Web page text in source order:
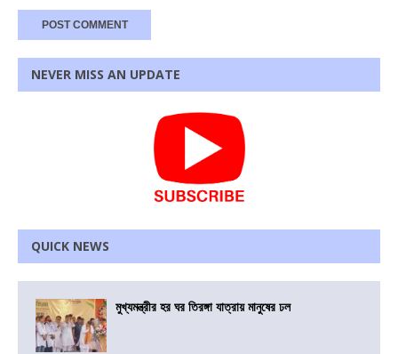
NEVER MISS AN UPDATE
QUICK NEWS
মুখ্যমন্ত্রীর হর ঘর তিরঙ্গা যাত্রায় মানুষের ঢল